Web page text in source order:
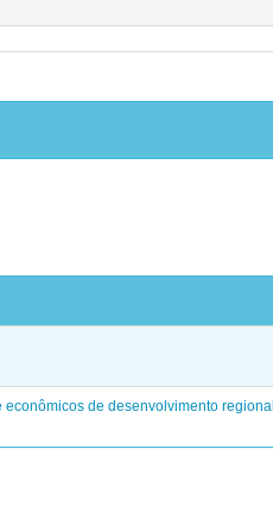
econômicos de desenvolvimento regional